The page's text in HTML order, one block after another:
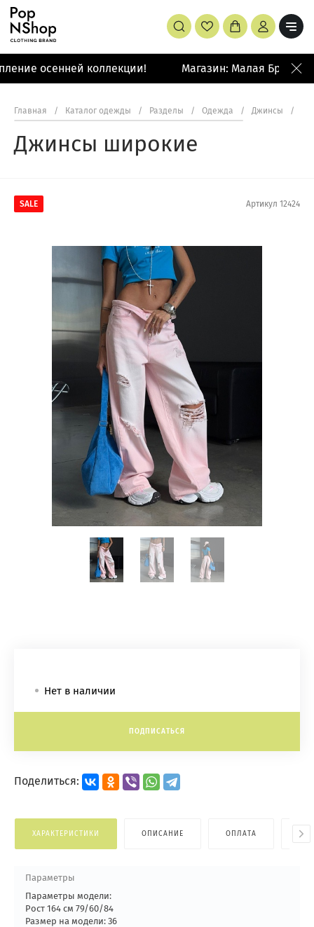
осенней коллекции! Магазин: Малая Бронная
Главная / Каталог одежды / Разделы / Одежда / Джинсы /
Джинсы широкие
SALE Артикул 12424
Нет в наличии
ПОДПИСАТЬСЯ
Поделиться:
ХАРАКТЕРИСТИКИ ОПИСАНИЕ ОПЛАТА
Параметры
Параметры модели:
Рост 164 см 79/60/84
Размер на модели: 36